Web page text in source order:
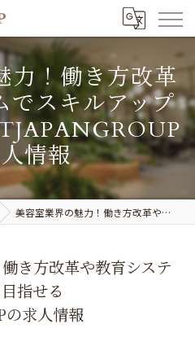
力！働き方改革
でスキルアップ
情報
美容室業界の魅力！働き方改革や教育システムでスキルアップを目指せるACTJAPANGROUPの求人情報
き方改革や教育システ
指せる
求人情報